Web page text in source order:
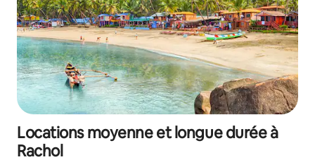
Locations moyenne et longue durée à
Rachol